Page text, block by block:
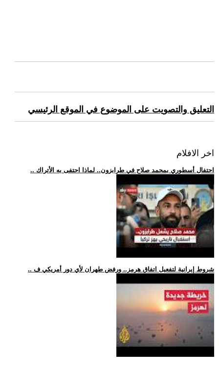
التعليق والتصويت على الموضوع في الموقع الرئيسي
اخر الافلام
.. احتفال أسطوري بمحمد صلاح في طرابزون.. لماذا احتفى به الأتراك
.. شروط إيرانية لتفعيل اتفاق هرمز.. ورفض طهران لأي دور أمريكي ف